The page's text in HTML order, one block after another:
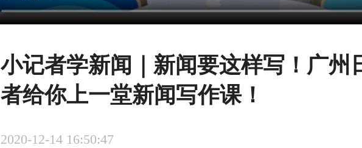
小记者学新闻｜新闻要这样写！广州
者给你上一堂新闻写作课！
2020-12-14 16:50:47